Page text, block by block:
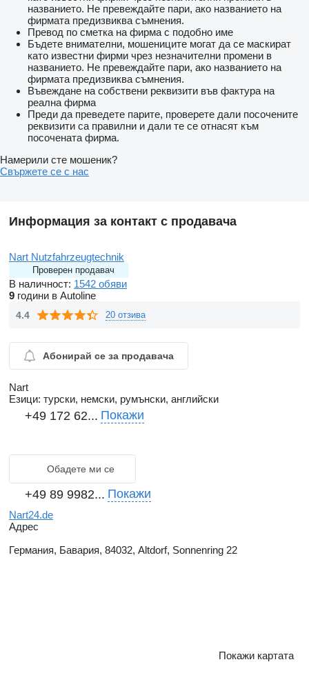
названието. Не превеждайте пари, ако названието на
фирмата предизвиква съмнения.
Превод по сметка на фирма с подобно име
Бъдете внимателни, мошениците могат да се маскират
като известни фирми чрез незначителни промени в
названието. Не превеждайте пари, ако названието на
фирмата предизвиква съмнения.
Въвеждане на собствени реквизити във фактура на
реална фирма
Преди да преведете парите, проверете дали посочените
реквизити са правилни и дали те се отнасят към
посочената фирма.
Намерили сте мошеник?
Свържете се с нас
Информация за контакт с продавача
Nart Nutzfahrzeugtechnik
Проверен продавач
В наличност: 1542 обяви
9 години в Autoline
4.4 20 отзива
Абонирай се за продавача
Nart
Езици: турски, немски, румънски, английски
+49 172 62... Покажи
Обадете ми се
+49 89 9982... Покажи
Nart24.de
Адрес
Германия, Бавария, 84032, Altdorf, Sonnenring 22
Покажи картата